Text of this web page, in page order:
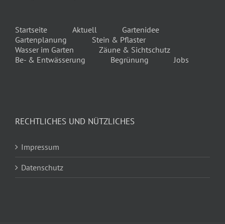
Startseite Aktuell
Gartenidee
Gartenplanung
Stein & Pflaster
Wasser im Garten
Zäune & Sichtschutz
Be- & Entwässerung
Begrünung Jobs
RECHTLICHES UND NÜTZLICHES
Impressum
Datenschutz